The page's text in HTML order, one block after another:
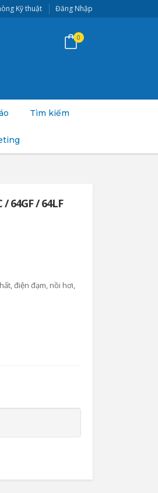
Kỹ thuật Đăng Nhập
0
Tìm kiếm
64GF / 64LF
điện đạm, nồi hơi,